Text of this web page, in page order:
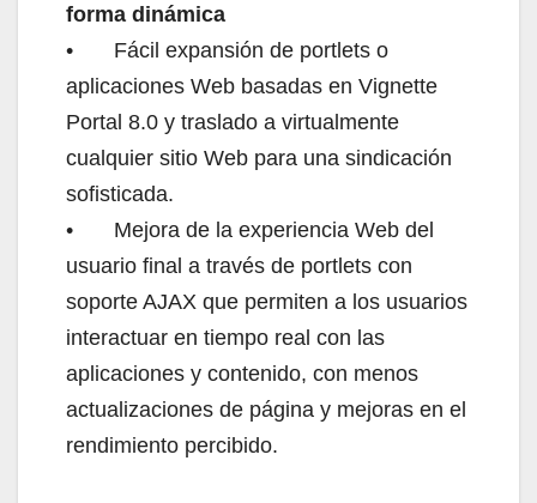
forma dinámica
•
Fácil expansión de portlets o
aplicaciones Web basadas en Vignette
Portal 8.0 y traslado a virtualmente
cualquier sitio Web para una sindicación
sofisticada.
•
Mejora de la experiencia Web del
usuario final a través de portlets con
soporte AJAX que permiten a los usuarios
interactuar en tiempo real con las
aplicaciones y contenido, con menos
actualizaciones de página y mejoras en el
rendimiento percibido.